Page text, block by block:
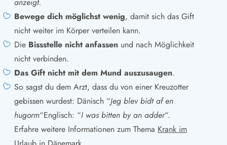
anzeigt.
Bewege dich möglichst wenig, damit sich das Gift
nicht weiter im Körper verteilen kann.
Die Bissstelle nicht anfassen und nach Möglichkeit
nicht verbinden.
Das Gift nicht mit dem Mund auszusaugen.
So sagst du dem Arzt, dass du von einer Kreuzotter
gebissen wurdest: Dänisch “Jeg blev bidt af en
hugorm“Englisch: “I was bitten by an adder“.
Erfahre weitere Informationen zum Thema Krank im